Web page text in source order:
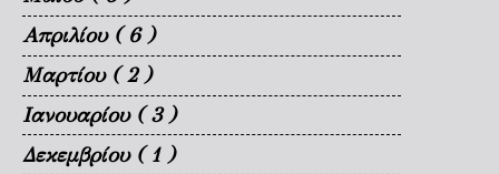
Απριλίου ( 6 )
Μαρτίου ( 2 )
Ιανουαρίου ( 3 )
Δεκεμβρίου ( 1 )